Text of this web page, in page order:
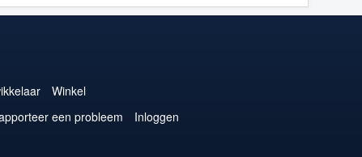
Winkel
een probleem
Inloggen